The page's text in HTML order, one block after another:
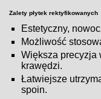
Zalety płytek rektyfikowanych
Estetyczny,
Możliwość
Większa precyzja
krawędzi.
Łatwiejsze
spoin.